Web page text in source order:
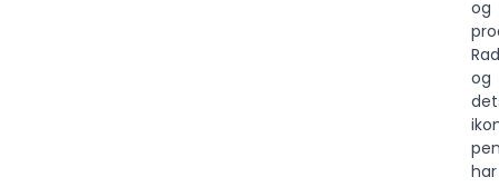
og
og
har